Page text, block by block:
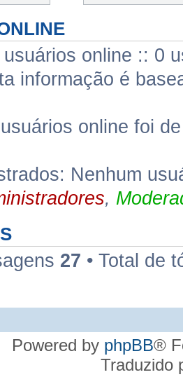
usuários online :: 0
informação é
online foi
Nenhum
,
27 • Total de
Powered by phpBB®
Traduzido